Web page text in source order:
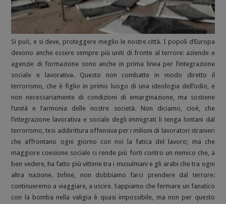
Si può, e si deve, proteggere meglio le nostre città. I popoli d’Europa
devono anche essere sempre più uniti di fronte al terrore: aziende e
agenzie di formazione sono anche in prima linea per l’integrazione
sociale e lavorativa. Questo non combatte in modo diretto il
terrorismo, che è figlio in primo luogo di una ideologia dell’odio, e
non necessariamente di condizioni di emarginazione, ma sostiene
l’unità e l’armonia delle nostre società. Non diciamo, cioè, che
l’integrazione lavorativa e sociale degli immigrati li tenga lontani dal
terrorismo, tesi addirittura offensiva per i milioni di lavoratori stranieri
che affrontano ogni giorno con noi la fatica del lavoro; ma che
maggiore coesione sociale ci rende più forti contro un nemico che, a
ben vedere, ha fatto più vittime tra i musulmani e gli arabi che tra ogni
altra nazione. Infine, non dobbiamo farci prendere dal terrore:
continueremo a viaggiare, a uscire. Sappiamo che fermare un fanatico
con la bomba nella valigia è quasi impossibile, ma non per questo